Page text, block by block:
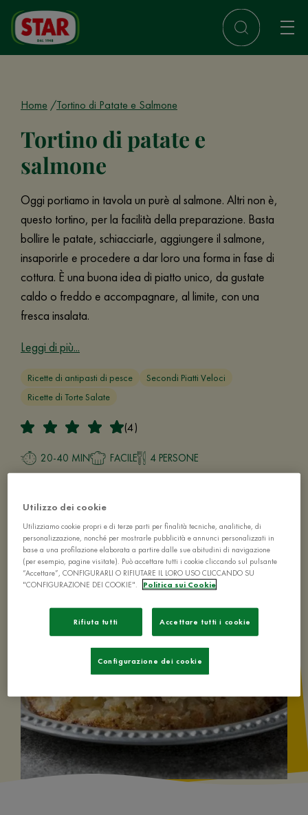
Home Tortino di Patate e Salmone
Tortino di patate e
salmone
Oggi portiamo in tavola un purè al salmone. Altri non è,
questo tortino, per la facilità della preparazione. Basta
bollire le patate, schiacciarle, aggiungere il salmone,
insaporirle e procedere a dar loro una forma in fase di
cottura. È una buona idea di piatto unico, da gustate
caldo o freddo e accompagnare, al limite, con una
fresca insalata.
Leggi di più...
Ricette di antipasti di pesce
Secondi Piatti Veloci
Ricette di Torte Salate
(4)
20-40 MIN FACILE 4 PERSONE
Utilizzo dei cookie
Utilizziamo cookie propri e di terze parti per finalità tecniche, analitiche, di
personalizzazione, nonché per mostrarle pubblicità e annunci personalizzati in
base a una profilazione elaborata a partire dalle sue abitudini di navigazione
(per esempio, pagine visitate). Può accettare tutti i cookie cliccando sul pulsante
“Accettare”, CONFIGURARLI O RIFIUTARE IL LORO USO CLICCANDO SU
"CONFIGURAZIONE DEI COOKIE".
Politica sui Cookie
Rifiuta tutti Accettare tutti i cookie
Configurazione dei cookie